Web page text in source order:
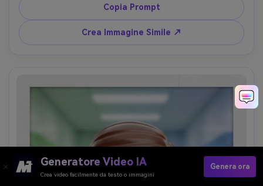
lucente, angolazione leggermente dal basso, dettaglio
3D alto, identità mantenuta, atmosfera tech energica,
obiettivo 85mm, profondità di campo ridotta --ar 4:5
Copia Prompt
Crea Immagine Simile ↗
Generatore Video IA
Crea video facilmente da testo o immagini
Genera ora